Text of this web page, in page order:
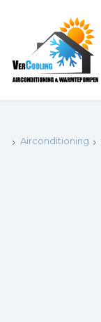
Airconditioning